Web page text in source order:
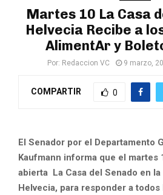
Martes 10 La Casa
Helvecia Recibe a
AlimentAr y
Por: Redaccion VC 9 marzo,
COMPARTIR 0
El Senador por el Departamento
Kaufmann informa que el martes
abierta La Casa del Senado en
Helvecia, para responder a